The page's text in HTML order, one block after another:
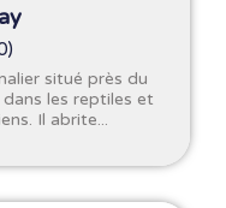
situé près du
les reptiles et
Il abrite...